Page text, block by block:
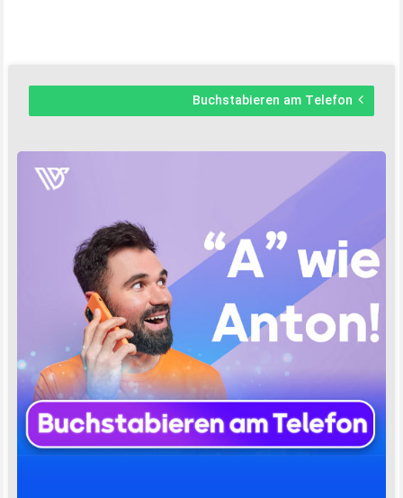
Buchstabieren am Telefon